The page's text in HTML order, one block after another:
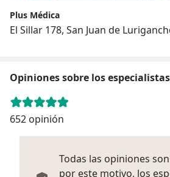
Plus Médica
El Sillar 178, San Juan de
Opiniones sobre los
652 opinión
Todas las opiniones
por este motivo, los